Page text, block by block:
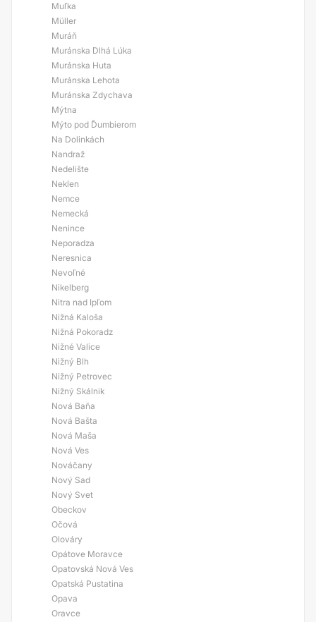
Muľka
Müller
Muráň
Muránska Dlhá Lúka
Muránska Huta
Muránska Lehota
Muránska Zdychava
Mýtna
Mýto pod Ďumbierom
Na Dolinkách
Nandraž
Nedelište
Neklen
Nemce
Nemecká
Nenince
Neporadza
Neresnica
Nevoľné
Nikelberg
Nitra nad Ipľom
Nižná Kaloša
Nižná Pokoradz
Nižné Valice
Nižný Blh
Nižný Petrovec
Nižný Skálnik
Nová Baňa
Nová Bašta
Nová Maša
Nová Ves
Nováčany
Nový Sad
Nový Svet
Obeckov
Očová
Olováry
Opátove Moravce
Opatovská Nová Ves
Opatská Pustatina
Opava
Oravce